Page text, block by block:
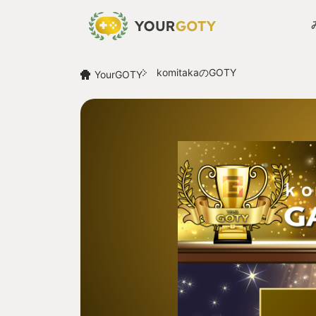
YourGOTY komitakaのGOTY